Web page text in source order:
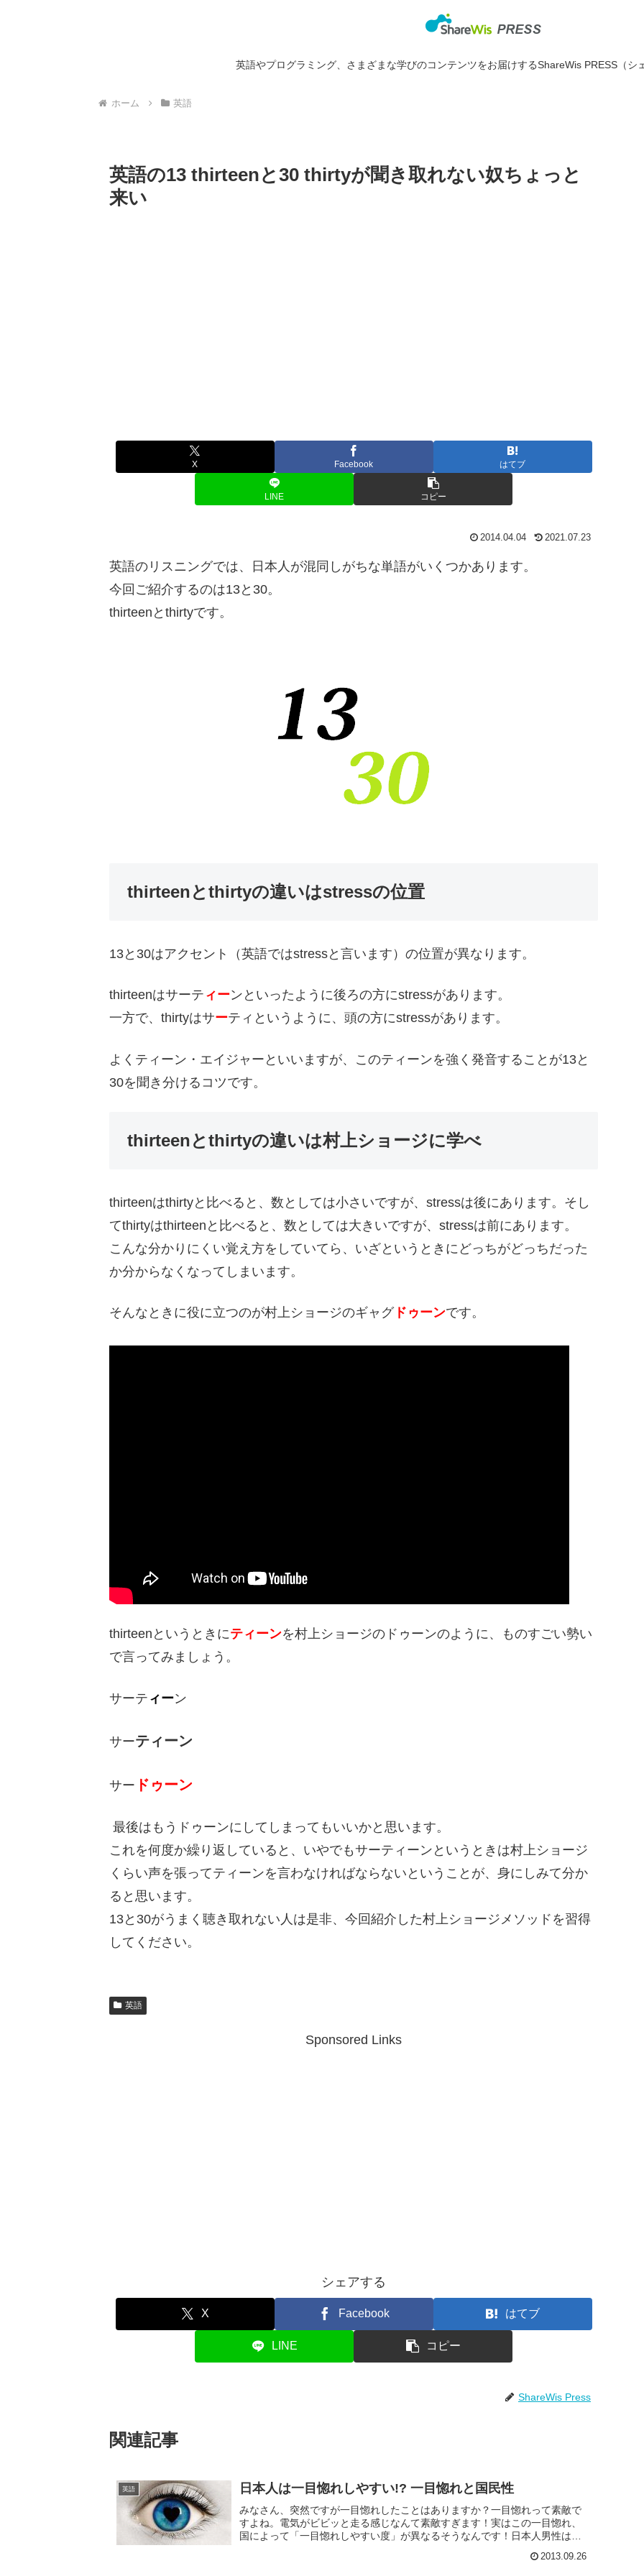
英語やプログラミング、さまざまな学びのコンテンツをお届けするShareWis PRESS（シ
ホーム 英語
英語の13 thirteenと30 thirtyが聞き取れない奴ちょっと
来い
X Facebook はてブ
LINE コピー
2014.04.04 2021.07.23
英語のリスニングでは、日本人が混同しがちな単語がいくつかあります。
今回ご紹介するのは13と30。
thirteenとthirtyです。
thirteenとthirtyの違いはstressの位置
13と30はアクセント（英語ではstressと言います）の位置が異なります。
thirteenはサーテ ィーンといったように後ろの方にstressがあります。
一方で、thirtyはサーティというように、頭の方にstressがあります。
よくティーン・エイジャーといいますが、このティーンを強く発音することが13と
30を聞き分けるコツです。
thirteenとthirtyの違いは村上ショージに学べ
thirteenはthirtyと比べると、数としては小さいですが、stressは後にあります。そし
てthirtyはthirteenと比べると、数としては大きいですが、stressは前にあります。
こんな分かりにくい覚え方をしていてら、いざというときにどっちがどっちだった
か分からなくなってしまいます。
そんなときに役に立つのが村上ショージのギャグドゥーンです。
thirteenというときにティーンを村上ショージのドゥーンのように、ものすごい勢い
で言ってみましょう。
サーテ ィーン
サーティーン
サー ドゥーン
最後はもうドゥーンにしてしまってもいいかと思います。
これを何度か繰り返していると、いやでもサーティーンというときは村上ショージ
くらい声を張ってティーンを言わなければならないということが、身にしみて分か
ると思います。
13と30がうまく聴き取れない人は是非、今回紹介した村上ショージメソッドを習得
してください。
英語
Sponsored Links
シェアする
X Facebook はてブ
LINE コピー
ShareWis Press
関連記事
英語 日本人は一目惚れしやすい!? 一目惚れと国民性
みなさん、突然ですが一目惚れしたことはありますか？一目惚れって素敵で
すよね。電気がビビッと走る感じなんて素敵すぎます！実はこの一目惚れ、
国によって「一目惚れしやすい度」が異なるそうなんです！日本人男性は一
2013.09.26